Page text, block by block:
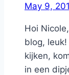
May 9,
Hoi
blog,
kijken,
in een